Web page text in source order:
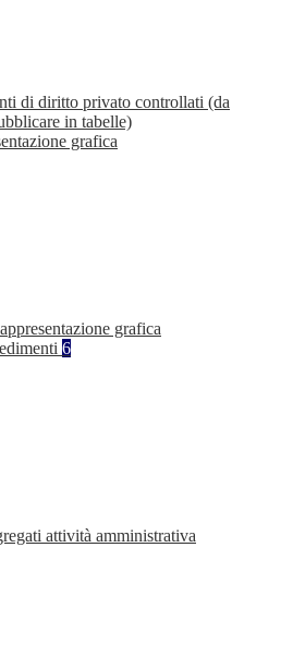
di diritto privato controllati (da
in tabelle)
grafica
grafica
6
attività amministrativa